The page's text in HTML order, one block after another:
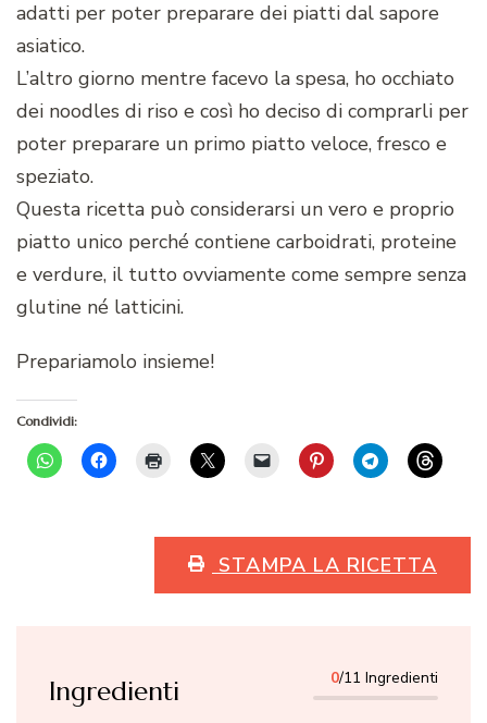
adatti per poter preparare dei piatti dal sapore
asiatico.
L’altro giorno mentre facevo la spesa, ho occhiato
dei noodles di riso e così ho deciso di comprarli per
poter preparare un primo piatto veloce, fresco e
speziato.
Questa ricetta può considerarsi un vero e proprio
piatto unico perché contiene carboidrati, proteine
e verdure, il tutto ovviamente come sempre senza
glutine né latticini.
Prepariamolo insieme!
Condividi:
STAMPA LA RICETTA
Ingredienti 0/11 Ingredienti